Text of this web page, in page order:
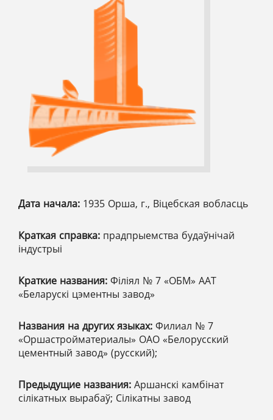
Дата начала: 1935 Орша, г., Віцебская вобласць
Краткая справка: прадпрыемства будаўнічай
індустрыі
Краткие названия: Філіял № 7 «ОБМ» ААТ
«Беларускі цэментны завод»
Названия на других языках: Филиал № 7
«Оршастройматериалы» ОАО «Белорусский
цементный завод» (русский);
Предыдущие названия: Аршанскі камбінат
сілікатных вырабаў; Сілікатны завод